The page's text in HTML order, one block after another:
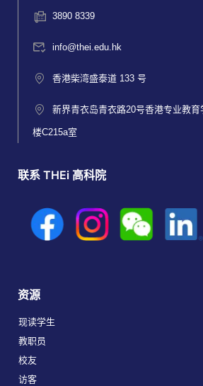
3890 8339
info@thei.edu.hk
香港柴湾盛泰道 133 号
新界青衣岛青衣路20号香港专业教
楼C215a室
联系 THEi 高科院
资源
现读学生
教职员
校友
访客